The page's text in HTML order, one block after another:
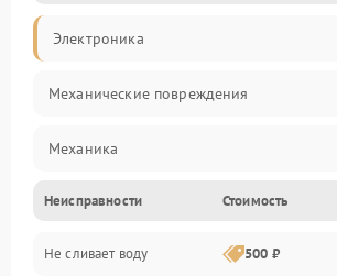
Электроника
Механические повреждения
Механика
Управление
Электропитание
Неисправности Стоимость
Не сливает воду 500 ₽